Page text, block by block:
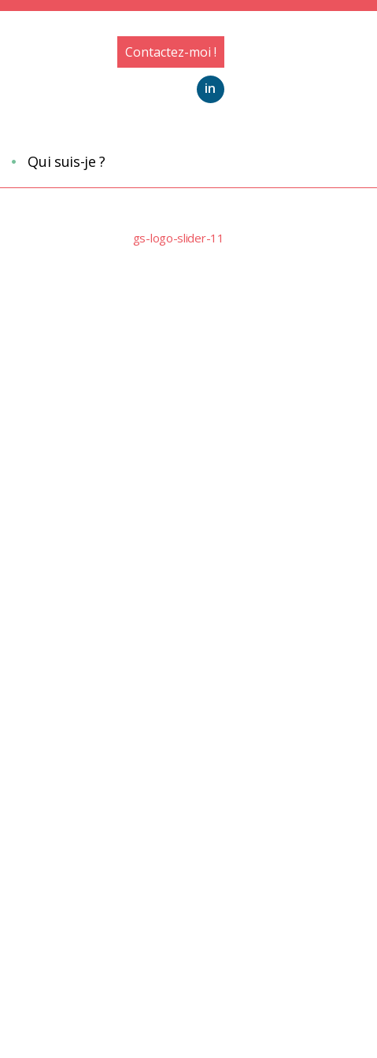
Contactez-moi !
in
Qui suis-je ?
gs-logo-slider-11